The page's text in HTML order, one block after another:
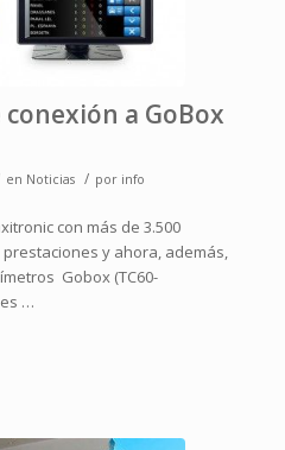
a GoBox
en Noticias / por info
con más de 3.500
y ahora, además,
Gobox (TC60-
…